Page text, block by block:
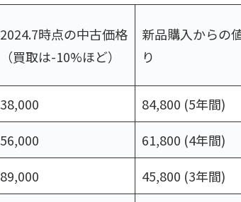
2024.7時点の中古価格
（買取は-10%ほど）
新品購入からの
り
38,000 84,800 (5年間)
56,000 61,800 (4年間)
89,000 45,800 (3年間)